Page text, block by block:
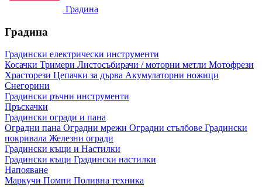
Градина
Градина
Градински електрически инструменти
Косачки Тримери Листосъбирачи / моторни метли Мотофрези
Храсторези Цепачки за дърва Акумулаторни ножици
Снегорини
Градински ръчни инструменти
Пръскачки
Градински огради и пана
Оградни пана Оградни мрежи Оградни стълбове Градински
покривала Железни огради
Градински къщи и Настилки
Градински къщи Градински настилки
Напояване
Маркучи Помпи Поливна техника